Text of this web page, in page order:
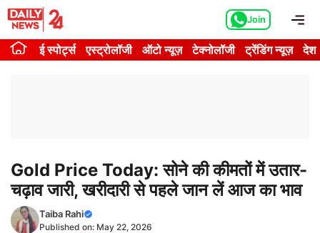
Skip
content
Join
ई स्पोर्ट्स एस्ट्रोलॉजी ऑटो न्यूज़ टेक्नोलॉजी ट्रेंडिंग न्यूज़ देश
Gold Price Today: सोने की कीमतों में उतार-
चढ़ाव जारी, खरीदारी से पहले जान लें आज का भाव
Taiba Rahi
Published on: May 22, 2026